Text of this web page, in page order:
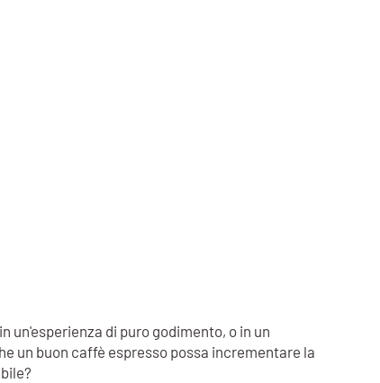
di puro godimento, o in un
un buon caffè espresso possa incrementare la